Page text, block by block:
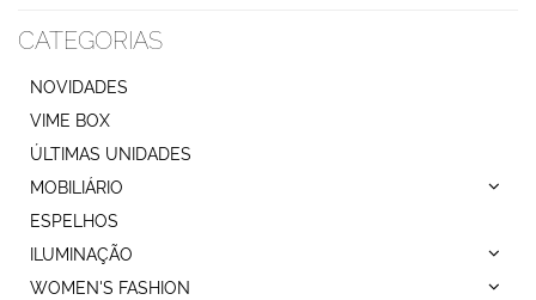
CATEGORIAS
NOVIDADES
VIME BOX
ÚLTIMAS UNIDADES
MOBILIÁRIO
ESPELHOS
ILUMINAÇÃO
WOMEN'S FASHION